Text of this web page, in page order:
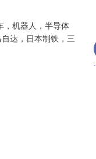
，机器人，半导体
达，日本制铁，三